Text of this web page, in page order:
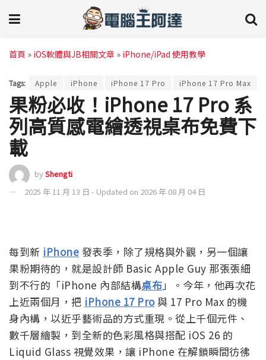
首頁 » iOS軟體與JB相關文章 » iPhone/iPad 使用教學
Tags: Apple iPhone iPhone 17 Pro iPhone 17 Pro Max
果粉必收！iPhone 17 Pro 系
列高質感電繪透視桌布免費下
載
byShengti
2025 年 11 月 13 日 - Updated on 2026 年 08 月 04 日
每到新 iPhone 發表季，除了規格與外觀，另一個讓
果粉期待的，就是設計師 Basic Apple Guy 那張張細
到不行的「iPhone 內部結構桌布」。今年，他再次花
上近兩個月，把 iPhone 17 Pro與 17 Pro Max 的機
身內構，以近乎藝術品的方式重現。從上千個元件、
數千層繪製，到全新的色彩風格與搭配 iOS 26 的
Liquid Glass 視覺效果，讓 iPhone 在解鎖瞬間彷彿